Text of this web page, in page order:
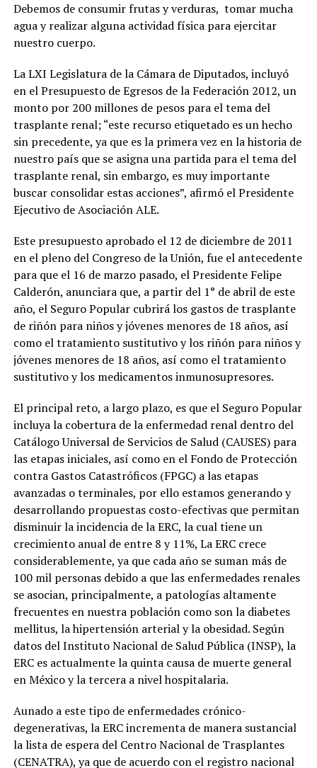
Debemos de consumir frutas y verduras, tomar mucha
agua y realizar alguna actividad física para ejercitar
nuestro cuerpo.
La LXI Legislatura de la Cámara de Diputados, incluyó
en el Presupuesto de Egresos de la Federación 2012, un
monto por 200 millones de pesos para el tema del
trasplante renal; “este recurso etiquetado es un hecho
sin precedente, ya que es la primera vez en la historia de
nuestro país que se asigna una partida para el tema del
trasplante renal, sin embargo, es muy importante
buscar consolidar estas acciones”, afirmó el Presidente
Ejecutivo de Asociación ALE.
Este presupuesto aprobado el 12 de diciembre de 2011
en el pleno del Congreso de la Unión, fue el antecedente
para que el 16 de marzo pasado, el Presidente Felipe
Calderón, anunciara que, a partir del 1° de abril de este
año, el Seguro Popular cubrirá los gastos de trasplante
de riñón para niños y jóvenes menores de 18 años, así
como el tratamiento sustitutivo y los riñón para niños y
jóvenes menores de 18 años, así como el tratamiento
sustitutivo y los medicamentos inmunosupresores.
El principal reto, a largo plazo, es que el Seguro Popular
incluya la cobertura de la enfermedad renal dentro del
Catálogo Universal de Servicios de Salud (CAUSES) para
las etapas iniciales, así como en el Fondo de Protección
contra Gastos Catastróficos (FPGC) a las etapas
avanzadas o terminales, por ello estamos generando y
desarrollando propuestas costo-efectivas que permitan
disminuir la incidencia de la ERC, la cual tiene un
crecimiento anual de entre 8 y 11%, La ERC crece
considerablemente, ya que cada año se suman más de
100 mil personas debido a que las enfermedades renales
se asocian, principalmente, a patologías altamente
frecuentes en nuestra población como son la diabetes
mellitus, la hipertensión arterial y la obesidad. Según
datos del Instituto Nacional de Salud Pública (INSP), la
ERC es actualmente la quinta causa de muerte general
en México y la tercera a nivel hospitalaria.
Aunado a este tipo de enfermedades crónico-
degenerativas, la ERC incrementa de manera sustancial
la lista de espera del Centro Nacional de Trasplantes
(CENATRA), ya que de acuerdo con el registro nacional